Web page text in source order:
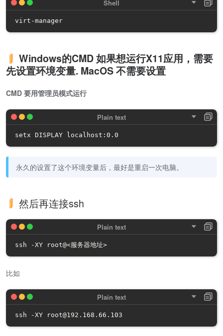
virt-manager
Windows的CMD 如果想运行X11应用，需要
先设置环境变量. MacOS 不需要设置
CMD 要用管理员模式运行
setx DISPLAY localhost:0.0
永久的设置了这个环境变量后，最好是重启一次电脑。
然后再连接ssh
ssh -XY root@<服务器地址>
比如
ssh -XY root@192.168.66.103